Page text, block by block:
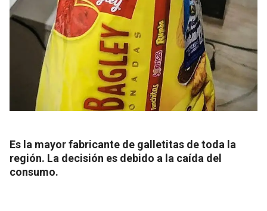
Es la mayor fabricante de galletitas de toda la
región. La decisión es debido a la caída del
consumo.